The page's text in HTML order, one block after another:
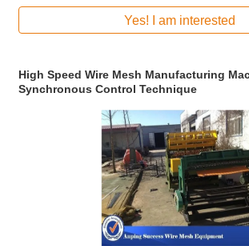
Yes! I am interested
High Speed Wire Mesh Manufacturing
Synchronous Control Technique